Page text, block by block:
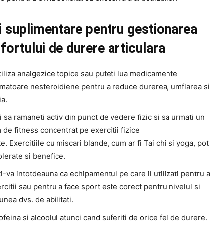
suplimentare pentru gestionarea
de durere articulara
analgezice topice sau puteti lua medicamente
nesteroidiene pentru a reduce durerea, umflarea si
sa ramaneti activ din punct de vedere fizic si sa urmati un
de fitness concentrat pe exercitii fizice
Exercitiile cu miscari blande, cum ar fi Tai chi si yoga, pot
si benefice.
va intotdeauna ca echipamentul pe care il utilizati pentru a
sau pentru a face sport este corect pentru nivelul si
dvs. de abilitati.
si alcoolul atunci cand suferiti de orice fel de durere.